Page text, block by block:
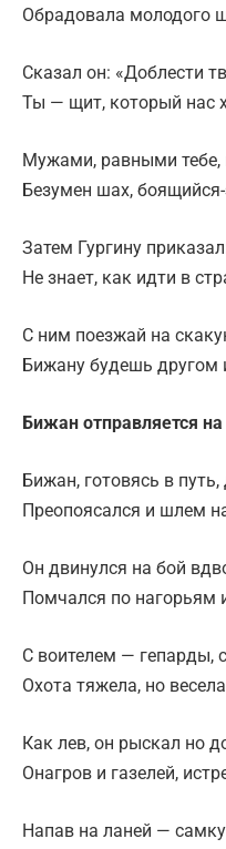
Обрадовала молодого
Сказал он: «Доблести
Ты — щит, который нас
Мужами, равными тебе,
Безумен шах, боящийся-
Затем Гургину
Не знает, как идти в
С ним поезжай на
Бижану будешь другом
Бижан отправляется
Бижан, готовясь в
Преопоясался и шлем
Он двинулся на бой
Помчался по нагорьям
С воителем — гепарды,
Охота тяжела, но
Как лев, он рыскал но
Онагров и газелей,
Напав на ланей —